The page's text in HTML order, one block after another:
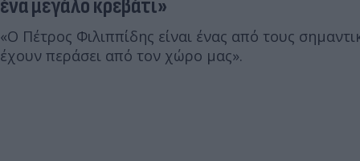
ένα μεγάλο κρεβάτι»
«Ο Πέτρος Φιλιππίδης είναι ένας από τους
έχουν περάσει από τον χώρο μας».